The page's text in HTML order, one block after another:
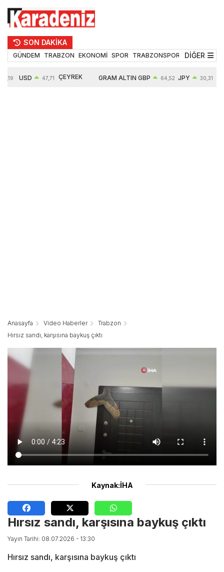
SON DAKİKA
GÜNDEM TRABZON EKONOMİ SPOR TRABZONSPOR TEKNOLOJİ
DİĞER
USD 47,71 ÇEYREK GRAM ALTIN GBP 64,52 JPY 30,31
Anasayfa Video Haberler
Trabzon
Hırsız sandı, karşısına baykuş çıktı
Kaynak:İHA
Hırsız sandı, karşısına baykuş çıktı
Yayın Tarihi: 08.07.2026 - 13:30
Hırsız sandı, karşısına baykuş çıktı